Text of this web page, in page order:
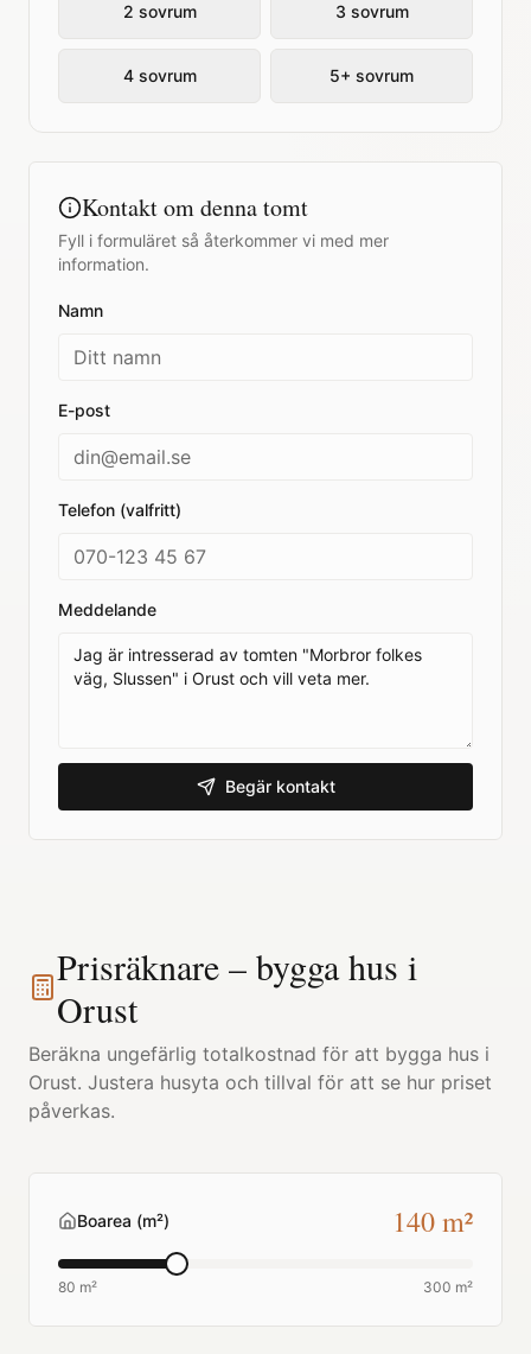
2 sovrum 3 sovrum
4 sovrum 5+ sovrum
Kontakt om denna tomt
Fyll i formuläret så återkommer vi med mer
information.
Namn
E-post
Telefon (valfritt)
Meddelande
Begär kontakt
Prisräknare – bygga hus i
Orust
Beräkna ungefärlig totalkostnad för att bygga hus i
Orust. Justera husyta och tillval för att se hur priset
påverkas.
Boarea (m²) 140m²
80 m² 300 m²